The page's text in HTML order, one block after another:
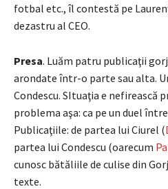
fotbal etc., îl contestă pe
dezastru al CEO.
Presa. Luăm patru publicaţii
arondate într-o parte sau alta.
Condescu. SItuaţia e nefirească
problema aşa: ca pe un duel
Publicaţiile: de partea lui Ciurel (
partea lui Condescu (oarecum
cunosc bătăliile de culise din
texte.